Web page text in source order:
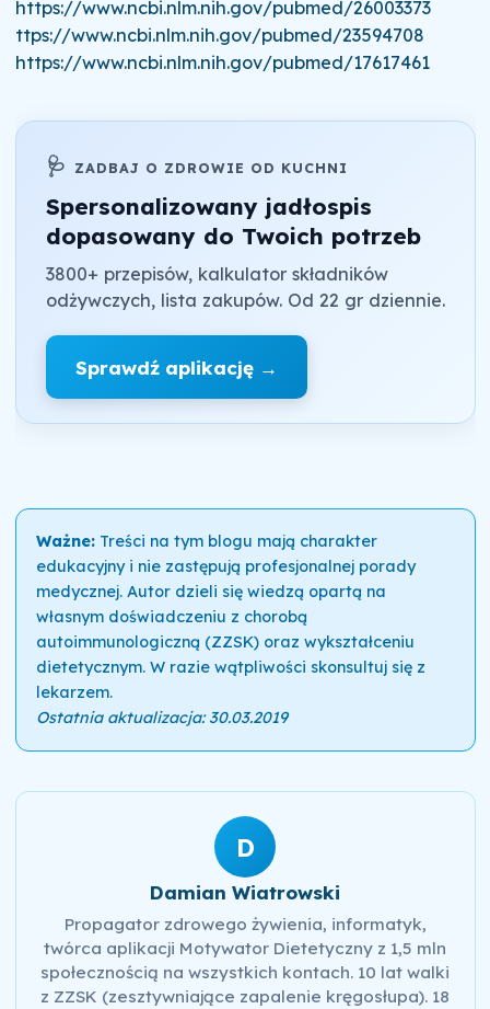
https://www.ncbi.nlm.nih.gov/pubmed/26003373
ttps://www.ncbi.nlm.nih.gov/pubmed/23594708
https://www.ncbi.nlm.nih.gov/pubmed/17617461
🩺 ZADBAJ O ZDROWIE OD KUCHNI
Spersonalizowany jadłospis
dopasowany do Twoich potrzeb
3800+ przepisów, kalkulator składników
odżywczych, lista zakupów. Od 22 gr dziennie.
Sprawdź aplikację →
Ważne:Treści na tym blogu mają charakter
edukacyjny i nie zastępują profesjonalnej porady
medycznej. Autor dzieli się wiedzą opartą na
własnym doświadczeniu z chorobą
autoimmunologiczną (ZZSK) oraz wykształceniu
dietetycznym. W razie wątpliwości skonsultuj się z
lekarzem.
Ostatnia aktualizacja: 30.03.2019
D
Damian Wiatrowski
Propagator zdrowego żywienia, informatyk,
twórca aplikacji Motywator Dietetyczny z 1,5 mln
społecznością na wszystkich kontach. 10 lat walki
z ZZSK (zesztywniające zapalenie kręgosłupa). 18